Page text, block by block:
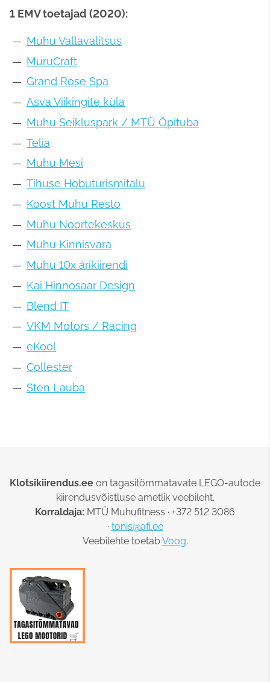
1 EMV toetajad (2020):
Muhu Vallavalitsus
MuruCraft
Grand Rose Spa
Asva Viikingite küla
Muhu Seikluspark / MTÜ Õpituba
Telia
Muhu Mesi
Tihuse Hobuturismitalu
Koost Muhu Resto
Muhu Noortekeskus
Muhu Kinnisvara
Muhu 10x ärikiirendi
Kai Hinnosaar Design
Blend IT
VKM Motors / Racing
eKool
Collester
Sten Lauba
Klotsikiirendus.ee on tagasitõmmatavate LEGO-autode
kiirendusvõistluse ametlik veebileht.
Korraldaja: MTÜ Muhufitness · +372 512 3086
· tonis@afi.ee
Veebilehte toetabVoog.